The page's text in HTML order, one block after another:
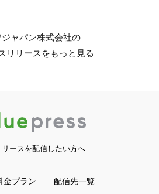
ジャパン株式会社の
リリースをもっと見る
リースを配信したい方へ
金プラン 配信先一覧